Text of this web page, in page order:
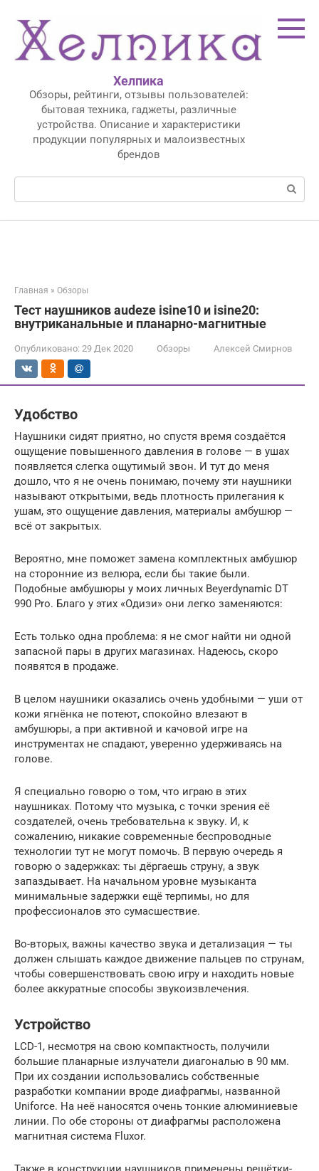
контенту
Хелпика
Обзоры, рейтинги, отзывы пользователей:
бытовая техника, гаджеты, различные
устройства. Описание и характеристики
продукции популярных и малоизвестных
брендов
Поиск:
Главная » Обзоры
Тест наушников audeze isine10 и isine20:
внутриканальные и планарно-магнитные
Опубликовано: 29 Дек 2020 Обзоры Алексей Смирнов
Удобство
Наушники сидят приятно, но спустя время создаётся
ощущение повышенного давления в голове — в ушах
появляется слегка ощутимый звон. И тут до меня
дошло, что я не очень понимаю, почему эти наушники
называют открытыми, ведь плотность прилегания к
ушам, это ощущение давления, материалы амбушюр —
всё от закрытых.
Вероятно, мне поможет замена комплектных амбушюр
на сторонние из велюра, если бы такие были.
Подобные амбушюры у моих личных Beyerdynamic DT
990 Pro. Благо у этих «Одизи» они легко заменяются:
Есть только одна проблема: я не смог найти ни одной
запасной пары в других магазинах. Надеюсь, скоро
появятся в продаже.
В целом наушники оказались очень удобными — уши от
кожи ягнёнка не потеют, спокойно влезают в
амбушюры, а при активной и качовой игре на
инструментах не спадают, уверенно удерживаясь на
голове.
Я специально говорю о том, что играю в этих
наушниках. Потому что музыка, с точки зрения её
создателей, очень требовательна к звуку. И, к
сожалению, никакие современные беспроводные
технологии тут не могут помочь. В первую очередь я
говорю о задержках: ты дёргаешь струну, а звук
запаздывает. На начальном уровне музыканта
минимальные задержки ещё терпимы, но для
профессионалов это сумасшествие.
Во-вторых, важны качество звука и детализация — ты
должен слышать каждое движение пальцев по струнам,
чтобы совершенствовать свою игру и находить новые
более аккуратные способы звукоизвлечения.
Устройство
LCD-1, несмотря на свою компактность, получили
большие планарные излучатели диагональю в 90 мм.
При их создании использовались собственные
разработки компании вроде диафрагмы, названной
Uniforce. На неё наносятся очень тонкие алюминиевые
линии. По обе стороны от диафрагмы расположена
магнитная система Fluxor.